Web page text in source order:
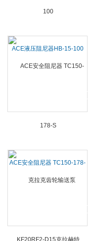
ACE液压阻尼器HB-15-100
ACE安全阻尼器 TC150-178-